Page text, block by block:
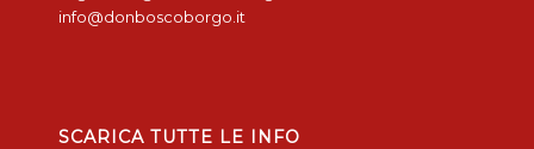
info@donboscoborgo.it
SCARICA TUTTE LE INFO